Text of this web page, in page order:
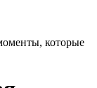
которые